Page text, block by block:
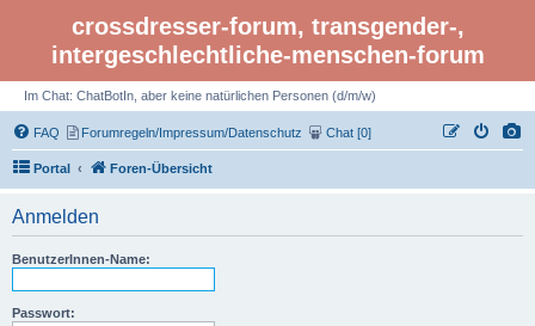
crossdresser-forum, transgender-,
intergeschlechtliche-menschen-forum
Im Chat: ChatBotIn, aber keine natürlichen Personen (d/m/w)
FAQ Forumregeln/Impressum/Datenschutz Chat [0]
Portal Foren-Übersicht
Anmelden
BenutzerInnen-Name:
Passwort: